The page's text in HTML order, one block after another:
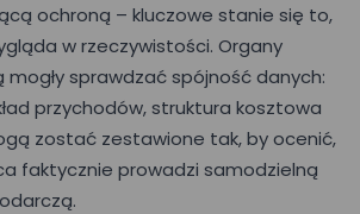
ochroną – kluczowe stanie się to,
w rzeczywistości. Organy
sprawdzać spójność danych:
przychodów, struktura kosztowa
zostać zestawione tak, by ocenić,
faktycznie prowadzi samodzielną